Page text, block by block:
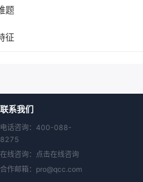
题
征
联系我们
电话咨询：400-088-
8275
在线咨询： 点击在线咨询
合作邮箱： pro@qcc.com